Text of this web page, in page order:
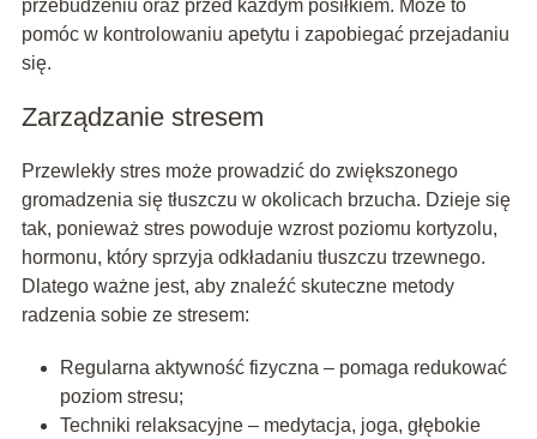
przebudzeniu oraz przed każdym posiłkiem. Może to
pomóc w kontrolowaniu apetytu i zapobiegać przejadaniu
się.
Zarządzanie stresem
Przewlekły stres może prowadzić do zwiększonego
gromadzenia się tłuszczu w okolicach brzucha. Dzieje się
tak, ponieważ stres powoduje wzrost poziomu kortyzolu,
hormonu, który sprzyja odkładaniu tłuszczu trzewnego.
Dlatego ważne jest, aby znaleźć skuteczne metody
radzenia sobie ze stresem:
Regularna aktywność fizyczna – pomaga redukować
poziom stresu;
Techniki relaksacyjne – medytacja, joga, głębokie